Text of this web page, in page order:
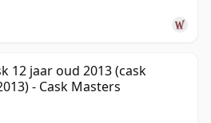
12 jaar oud 2013 (cask
- Cask Masters